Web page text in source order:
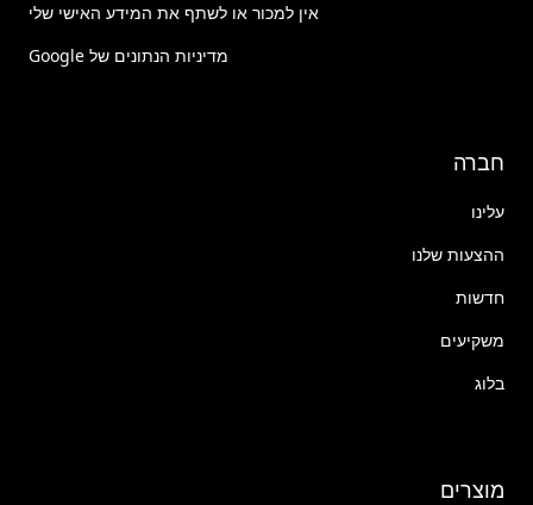
אין למכור או לשתף את המידע האישי שלי
מדיניות הנתונים של Google
חברה
עלינו
ההצעות שלנו
חדשות
משקיעים
בלוג
מוצרים